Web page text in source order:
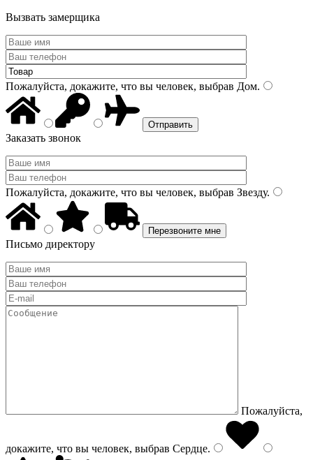
Вызвать замерщика
Пожалуйста, докажите, что вы человек, выбрав Дом.
Заказать звонок
Пожалуйста, докажите, что вы человек, выбрав Звезду.
Письмо директору
Пожалуйста,
докажите, что вы человек, выбрав Сердце.